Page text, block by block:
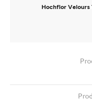
Hochflor Velours